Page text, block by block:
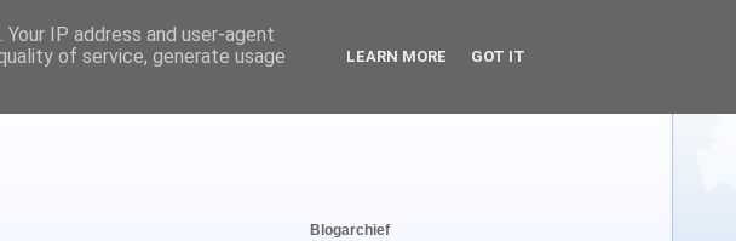
Blogarchief
IP address and user-agent
of service, generate usage
LEARN MORE GOT IT